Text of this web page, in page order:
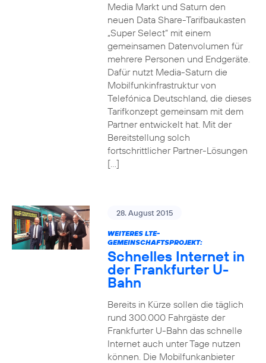
Media Markt und Saturn den
neuen Data Share-Tarifbaukasten
„Super Select“ mit einem
gemeinsamen Datenvolumen für
mehrere Personen und Endgeräte.
Dafür nutzt Media-Saturn die
Mobilfunkinfrastruktur von
Telefónica Deutschland, die dieses
Tarifkonzept gemeinsam mit dem
Partner entwickelt hat. Mit der
Bereitstellung solch
fortschrittlicher Partner-Lösungen
[…]
28. August 2015
WEITERES LTE-
GEMEINSCHAFTSPROJEKT:
Schnelles Internet in
der Frankfurter U-
Bahn
Bereits in Kürze sollen die täglich
rund 300.000 Fahrgäste der
Frankfurter U-Bahn das schnelle
Internet auch unter Tage nutzen
können. Die Mobilfunkanbieter